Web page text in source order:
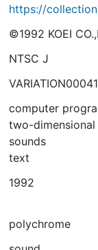
https://
©1992 KOEI
NTSC J
computer
two-
sounds
text
1992
polychrome